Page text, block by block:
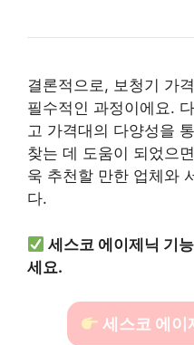
결론적으로, 보청기 가
필수적인 과정이에요.
고 가격대의 다양성을
찾는 데 도움이 되었으
욱 추천할 만한 업체와
다.
세스코 에이제닉 기
세요.
세스코 에이